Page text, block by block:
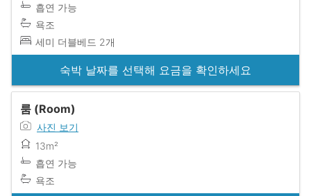
흡연 가능
욕조
세미 더블베드 2개
숙박 날짜를 선택해 요금을 확인하세요
룸 (Room)
사진 보기
13m²
흡연 가능
욕조